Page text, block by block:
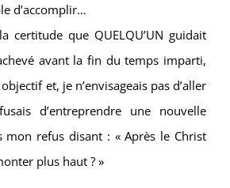
d’accomplir…
certitude que QUELQU’UN guidait
avant la fin du temps imparti,
et, je n’envisageais pas d’aller
d’entreprendre une nouvelle
refus disant : « Après le Christ
plus haut ? »